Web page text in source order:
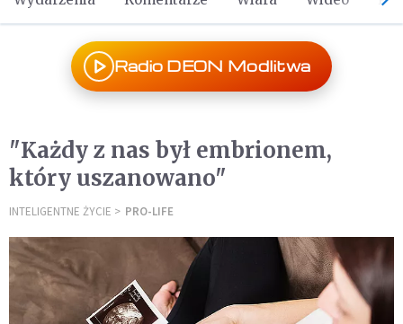
Radio DEON Modlitwa
"Każdy z nas był embrionem,
który uszanowano"
INTELIGENTNE ŻYCIE PRO-LIFE